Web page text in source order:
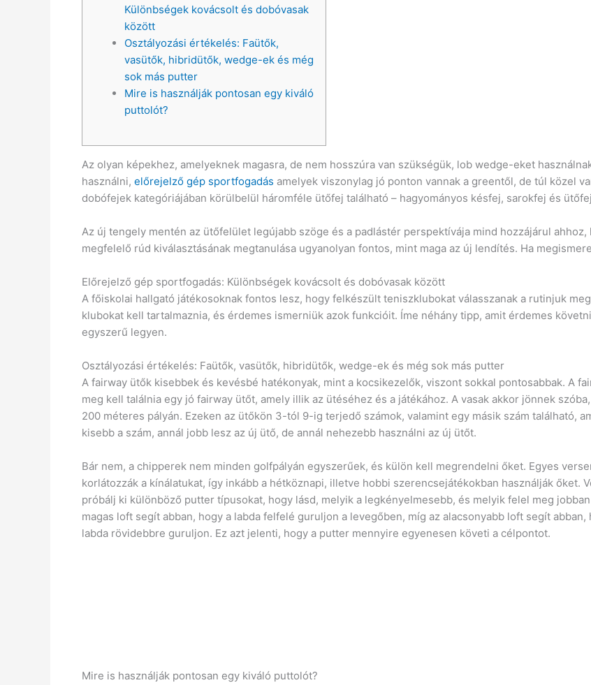
Különbségek kovácsolt és dobóvasak
között
Osztályozási értékelés: Faütők,
vasütők, hibridütők, wedge-ek és még
sok más putter
Mire is használják pontosan egy kiváló
puttolót?
Az olyan képekhez, amelyeknek magasra, de nem hosszúra van szükségük, lob wedge-eket
használni, előrejelző gép sportfogadás amelyek viszonylag jó ponton vannak a greentől, de túl közel
dobófejek kategóriájában körülbelül háromféle ütőfej található – hagyományos késfej, sarokfej és
Az új tengely mentén az ütőfelület legújabb szöge és a padlástér perspektívája mind hozzájárul
megfelelő rúd kiválasztásának megtanulása ugyanolyan fontos, mint maga az új lendítés. Ha
Előrejelző gép sportfogadás: Különbségek kovácsolt és dobóvasak között
A főiskolai hallgató játékosoknak fontos lesz, hogy felkészült teniszklubokat válasszanak a rutinjuk
klubokat kell tartalmaznia, és érdemes ismerniük azok funkcióit. Íme néhány tipp, amit érdemes
egyszerű legyen.
Osztályozási értékelés: Faütők, vasütők, hibridütők, wedge-ek és még sok más putter
A fairway ütők kisebbek és kevésbé hatékonyak, mint a kocsikezelők, viszont sokkal pontosabbak. A
meg kell találnia egy jó fairway ütőt, amely illik az ütéséhez és a játékához. A vasak akkor jönnek
200 méteres pályán. Ezeken az ütőkön 3-tól 9-ig terjedő számok, valamint egy másik szám található,
kisebb a szám, annál jobb lesz az új ütő, de annál nehezebb használni az új ütőt.
Bár nem, a chipperek nem minden golfpályán egyszerűek, és külön kell megrendelni őket. Egyes
korlátozzák a kínálatukat, így inkább a hétköznapi, illetve hobbi szerencsejátékokban használják őket.
próbálj ki különböző putter típusokat, hogy lásd, melyik a legkényelmesebb, és melyik felel meg
magas loft segít abban, hogy a labda felfelé guruljon a levegőben, míg az alacsonyabb loft segít abban,
labda rövidebbre guruljon. Ez azt jelenti, hogy a putter mennyire egyenesen követi a célpontot.
Mire is használják pontosan egy kiváló puttolót?